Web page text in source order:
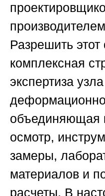
Разрешить
комплексная
экспертиза узла
объединяющая
осмотр,
замеры,
материалов и
расчеты. В